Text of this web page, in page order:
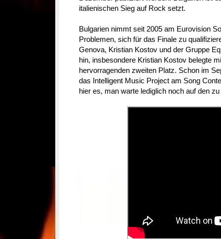
italienischen Sieg auf Rock setzt.
Bulgarien nimmt seit 2005 am Eurovision
Problemen, sich für das Finale zu
Genova, Kristian Kostov und der Gruppe
hin, insbesondere Kristian Kostov belegte
hervorragenden zweiten Platz. Schon im
das Intelligent Music Project am Song
hier es, man warte lediglich noch auf den